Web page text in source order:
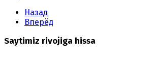
Назад
Вперёд
Saytimiz rivojiga hissa